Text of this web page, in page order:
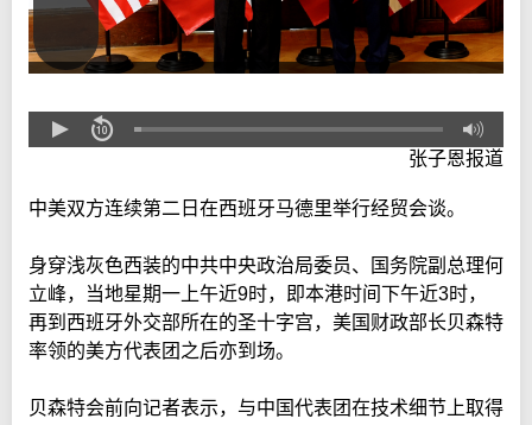
张子恩报道
中美双方连续第二日在西班牙马德里举行经贸会谈。
身穿浅灰色西装的中共中央政治局委员、国务院副总理何
立峰，当地星期一上午近9时，即本港时间下午近3时，
再到西班牙外交部所在的圣十字宫，美国财政部长贝森特
率领的美方代表团之后亦到场。
贝森特会前向记者表示，与中国代表团在技术细节上取得